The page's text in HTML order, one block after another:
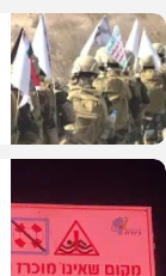
צבא וביטחון
בעולם